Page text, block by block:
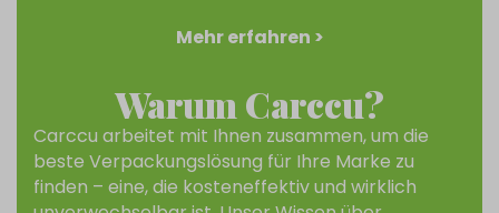
Mehr erfahren >
Warum Carccu?
Carccu arbeitet mit Ihnen zusammen, um die
beste Verpackungslösung für Ihre Marke zu
finden – eine, die kosteneffektiv und wirklich